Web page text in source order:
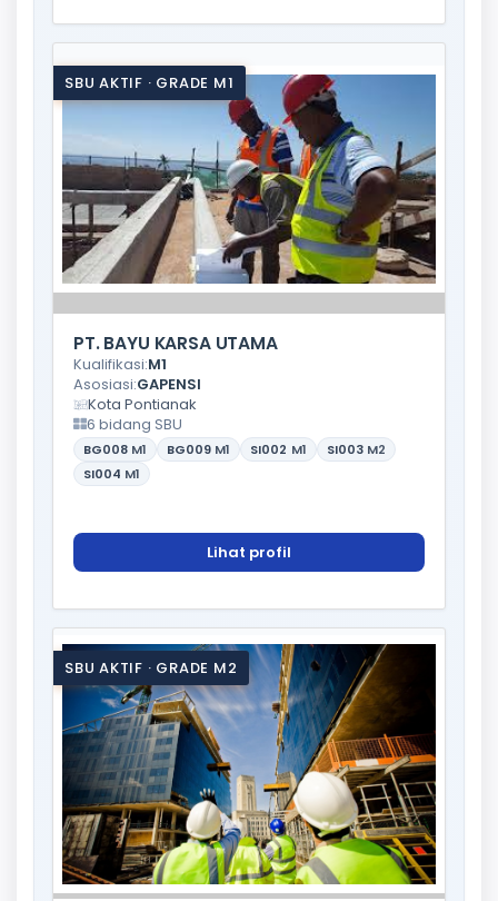
SBU AKTIF · GRADE M1
PT. BAYU KARSA UTAMA
Kualifikasi:M1
Asosiasi:GAPENSI
Kota Pontianak
6 bidang SBU
BG008 M1 BG009 M1 SI002 M1 SI003 M2
SI004 M1
Lihat profil
SBU AKTIF · GRADE M2